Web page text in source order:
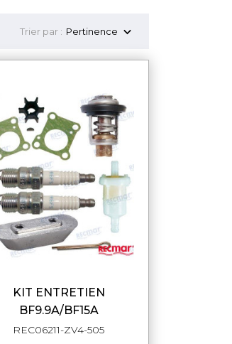
Trier par : Pertinence 
APERÇU RAPIDE
KIT ENTRETIEN
BF9.9A/BF15A
REC06211-ZV4-505